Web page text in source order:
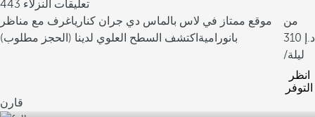
443 تعليقات النزلاء
موقع ممتاز في لاس بالماس دي جران كنارياغرف مع مناظر
بانورامية اكتشف السطح العلوي لدينا (الحجز مطلوب)
من
310
/ليلة
انظر
التوفر
قارن